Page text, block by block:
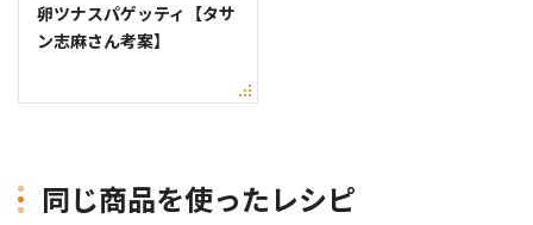
卵ツナスパゲッティ【タサ
ン志麻さん考案】
同じ商品を使ったレシピ